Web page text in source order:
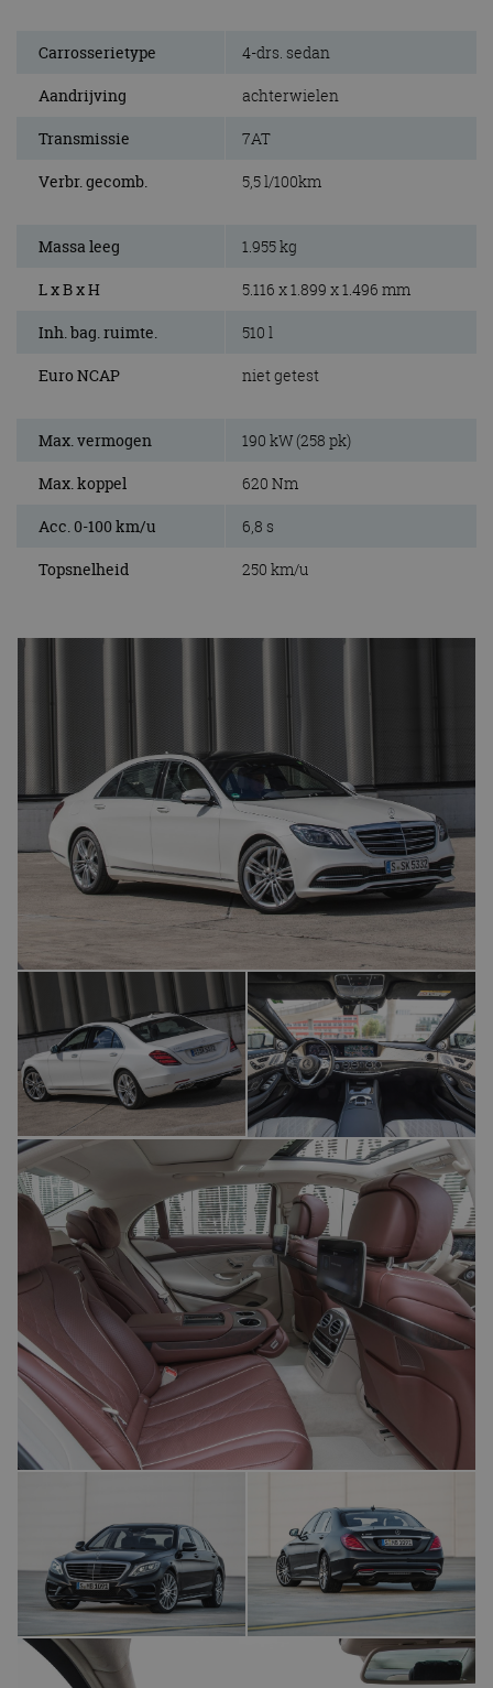
Carrosserietype 4-drs. sedan
Aandrijving achterwielen
Transmissie 7AT
Verbr. gecomb. 5,5 l/100km
Massa leeg 1.955 kg
L x B x H 5.116 x 1.899 x 1.496 mm
Inh. bag. ruimte. 510 l
Euro NCAP niet getest
Max. vermogen 190 kW (258 pk)
Max. koppel 620 Nm
Acc. 0-100 km/u 6,8 s
Topsnelheid 250 km/u